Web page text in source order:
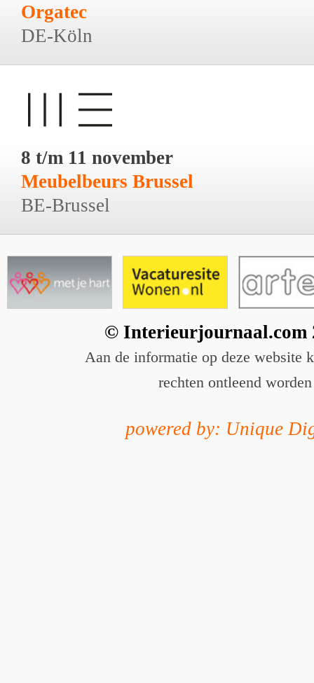
Orgatec
DE-Köln
8 t/m 11 november
Meubelbeurs Brussel
BE-Brussel
© Interieurjournaal.com
Aan de informatie op deze website
rechten ontleend worden
powered by: Unique